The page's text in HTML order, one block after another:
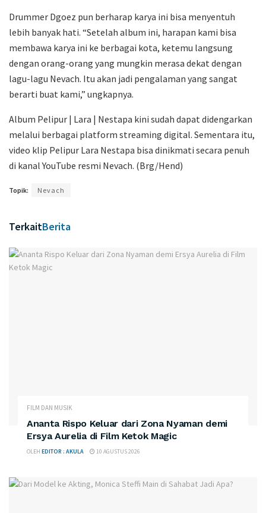
Drummer Dgoez pun berharap karya ini bisa menyentuh
lebih banyak hati. “Setelah album ini, harapan kami bisa
membawa karya ini ke berbagai kota, ketemu langsung
dengan orang-orang yang mungkin merasa dekat dengan
lagu-lagu Nevach. Itu akan jadi pengalaman yang sangat
berarti buat kami,” ungkapnya.
Album Pelipur | Lara | Nestapa kini sudah dapat didengarkan
melalui berbagai platform streaming digital. Sementara itu,
video klip Pelipur Lara Nestapa bisa dinikmati secara penuh
di kanal YouTube resmi Nevach. (Brg/Hend)
Topik: Nevach
TerkaitBerita
FILM DAN MUSIK
Ananta Rispo Keluar dari Zona Nyaman demi
Ersya Aurelia di Film Ketok Magic
OLEH EDITOR : AKULA 10 AGUSTUS 2026